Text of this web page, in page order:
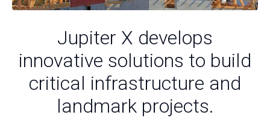
Jupiter X develops
innovative solutions to build
critical infrastructure and
landmark projects.